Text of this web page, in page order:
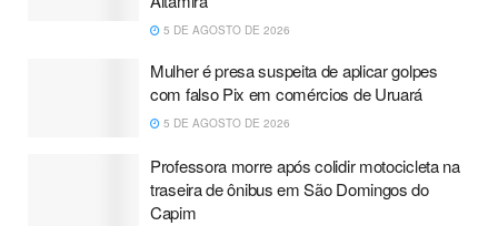
5 DE AGOSTO DE 2026
Mulher é presa suspeita de aplicar golpes
com falso Pix em comércios de Uruará
5 DE AGOSTO DE 2026
Professora morre após colidir motocicleta na
traseira de ônibus em São Domingos do
Capim